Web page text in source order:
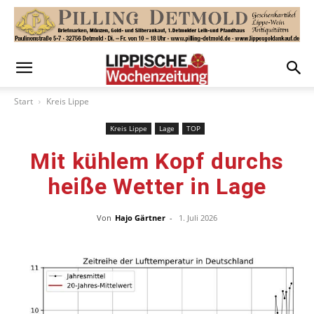
Start Kreis Lippe
Kreis Lippe Lage TOP
Mit kühlem Kopf durchs
heiße Wetter in Lage
Von Hajo Gärtner - 1. Juli 2026